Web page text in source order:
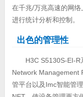
在千兆/万兆高速的网
进行统计分析和控制。
出色的管理性
H3C S5130S-EI-R
Network Management
管平台以及Imc智能管